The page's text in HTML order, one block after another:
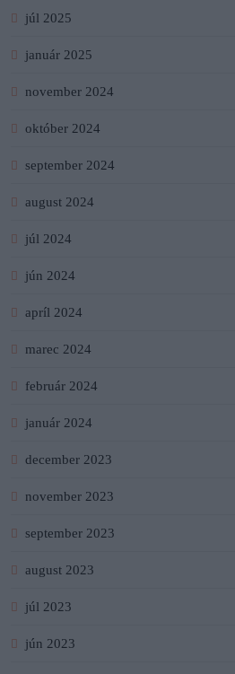
júl 2025
január 2025
november 2024
október 2024
september 2024
august 2024
júl 2024
jún 2024
apríl 2024
marec 2024
február 2024
január 2024
december 2023
november 2023
september 2023
august 2023
júl 2023
jún 2023